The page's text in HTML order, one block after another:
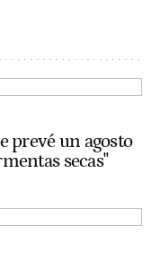
prevé un agosto
secas"